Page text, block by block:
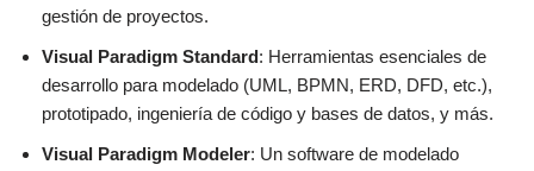
gestión de proyectos.
Visual Paradigm Standard: Herramientas esenciales de
desarrollo para modelado (UML, BPMN, ERD, DFD, etc.),
prototipado, ingeniería de código y bases de datos, y más.
Visual Paradigm Modeler: Un software de modelado